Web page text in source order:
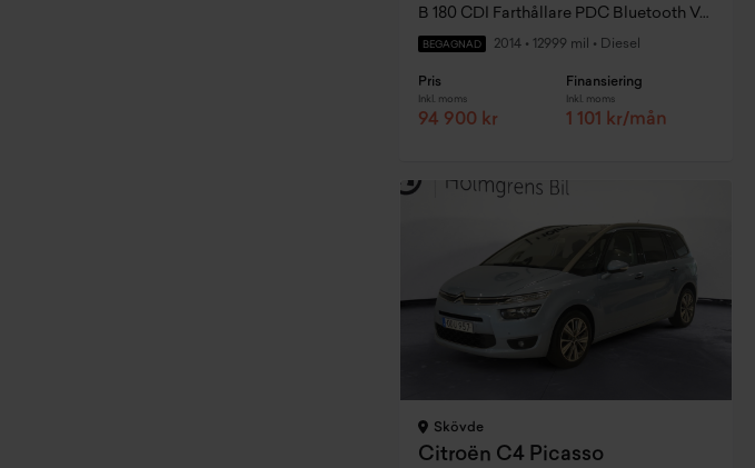
B 180 CDI Farthållare PDC Bluetooth V-Hjul
BEGAGNAD 2014 • 12999 mil • Diesel
Pris
Inkl. moms
94 900 kr
Finansiering
Inkl. moms
1 101 kr/mån
Skövde
Citroën C4 Picasso